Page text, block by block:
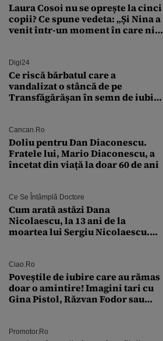
Laura Cosoi nu se oprește la cinci
copii? Ce spune vedeta: „Și Nina a
venit într-un moment în care nici
Digi24
Ce riscă bărbatul care a
vandalizat o stâncă de pe
Transfăgărășan în semn de iubire
Cancan.ro
Doliu pentru Dan Diaconescu.
Fratele lui, Mario Diaconescu, a
încetat din viață la doar 60 de ani
Ce Se Întâmplă Doctore
Cum arată astăzi Dana
Nicolaescu, la 13 ani de la
moartea lui Sergiu Nicolaescu.
Ciao.ro
Poveştile de iubire care au rămas
doar o amintire! Imagini tari cu
Gina Pistol, Răzvan Fodor sau
Promotor.ro